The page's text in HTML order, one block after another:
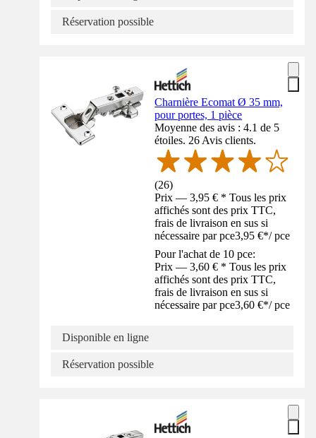
Réservation possible
Charnière Ecomat Ø 35 mm,
pour portes, 1 pièce
Moyenne des avis : 4.1 de 5
étoiles. 26 Avis clients.
(26)
Prix — 3,95 € * Tous les prix
affichés sont des prix TTC,
frais de livraison en sus si
nécessaire par pce3,95 €*/ pce
Pour l'achat de 10 pce:
Prix — 3,60 € * Tous les prix
affichés sont des prix TTC,
frais de livraison en sus si
nécessaire par pce3,60 €*/ pce
Disponible en ligne
Réservation possible